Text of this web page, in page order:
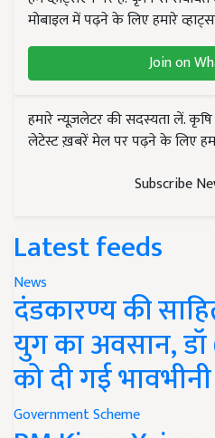
मोबाइल में पढ़ने के लिए हमारे
Join on
हमारे न्यूज़लेटर की सदस्यता लें.
लेटेस्ट ख़बरें मेल पर पढ़ने के लिए
Subscribe
Latest feeds
News
दंडकारण्य की
युग का अवसान, डॉ
को दी गई
Government Scheme